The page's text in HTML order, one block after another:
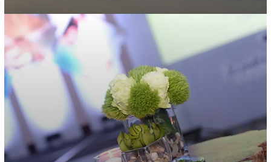
Comunicación interna y Gestión de cambio
Apoyamos a nuestros clientes para que hagan…